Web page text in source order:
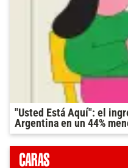
"Usted Está Aquí": el
Argentina en un 44%